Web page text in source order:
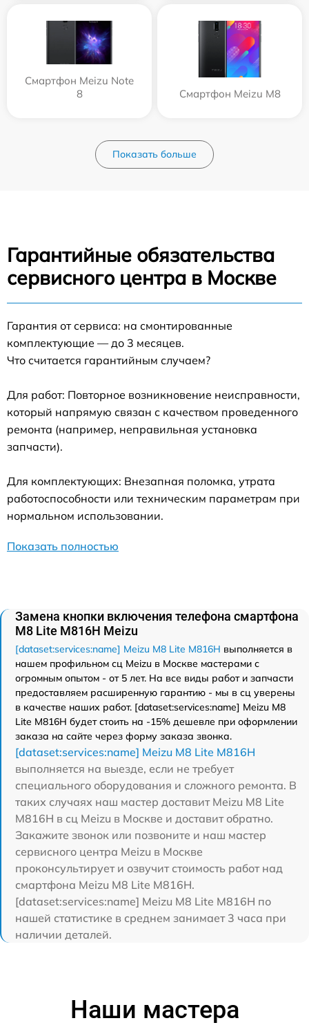
Смартфон Meizu Note
8
Смартфон Meizu M8
Показать больше
Гарантийные обязательства
сервисного центра в Москве
Гарантия от сервиса: на смонтированные
комплектующие — до 3 месяцев.
Что считается гарантийным случаем?
Для работ: Повторное возникновение неисправности,
который напрямую связан с качеством проведенного
ремонта (например, неправильная установка
запчасти).
Для комплектующих: Внезапная поломка, утрата
работоспособности или техническим параметрам при
нормальном использовании.
Показать полностью
Замена кнопки включения телефона смартфона
M8 Lite M816H Meizu
[dataset:services:name] Meizu M8 Lite M816H выполняется в
нашем профильном сц Meizu в Москве мастерами с
огромным опытом - от 5 лет. На все виды работ и запчасти
предоставляем расширенную гарантию - мы в сц уверены
в качестве наших работ. [dataset:services:name] Meizu M8
Lite M816H будет стоить на -15% дешевле при оформлении
заказа на сайте через форму заказа звонка.
[dataset:services:name] Meizu M8 Lite M816H
выполняется на выезде, если не требует
специального оборудования и сложного ремонта. В
таких случаях наш мастер доставит Meizu M8 Lite
M816H в сц Meizu в Москве и доставит обратно.
Закажите звонок или позвоните и наш мастер
сервисного центра Meizu в Москве
проконсультирует и озвучит стоимость работ над
смартфона Meizu M8 Lite M816H.
[dataset:services:name] Meizu M8 Lite M816H по
нашей статистике в среднем занимает 3 часа при
наличии деталей.
Наши мастера